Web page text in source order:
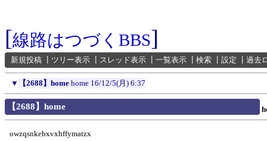
[線路はつづくBBS]
新規投稿 ツリー表示 スレッド表示 一覧表示 検索 設定 過去
▼ 【2688】home home 16/12/5(月) 6:37
【2688】home
owzqsnkebxvxhffymatzx